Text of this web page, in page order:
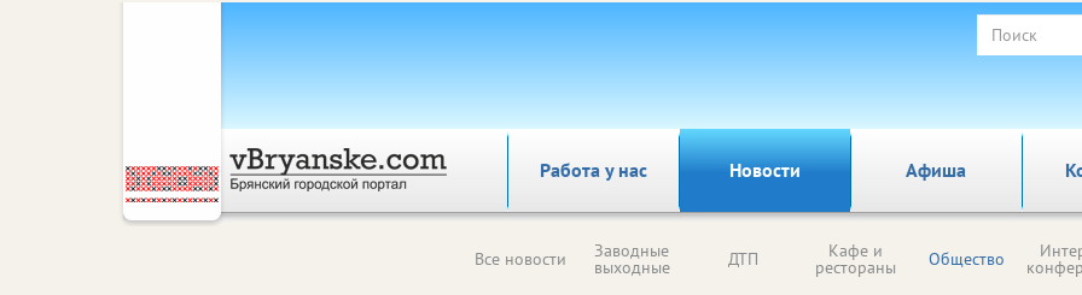
Работа у нас Новости Афиша
Все новости Заводные
выходные ДТП Кафе и
рестораны Общество